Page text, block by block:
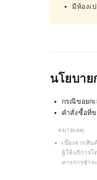
มีห้องเ
นโยบาย
กรณีขอยก
คำสั่งซื้อที่
หมายเหตุ
เนื่องจากสิน
ผู้ให้บริการโ
ทางการชำร